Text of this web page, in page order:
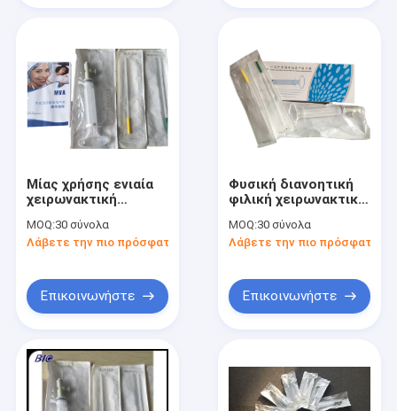
Μίας χρήσης ενιαία
χειρωνακτική
που συστήνεται από
τη σύριγγα cWho 1
MOQ:30 σύνολα
Λάβετε την πιο πρόσφατη τιμή
Επικοινωνήστε
Φυσική διανοητική
φιλική χειρωνακτική
πρόληψης
φιλοδοξίας
MOQ:30 σύνολα
Λάβετε την πιο πρόσφατη
Επικοινωνήστε